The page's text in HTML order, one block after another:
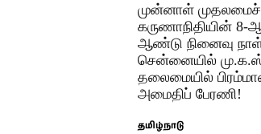
முன்னாள்
கருணாநிதியின் 8-
ஆண்டு நினைவு
சென்னையில்
தலைமையில்
அமைதிப் பேரணி!
தமிழ்நாடு